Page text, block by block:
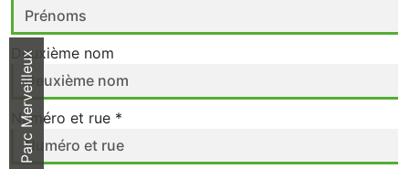
Deuxième nom
Numéro et rue *
Parc Merveilleux